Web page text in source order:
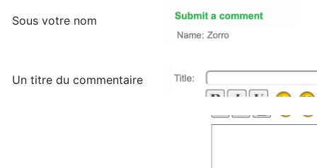
Sous votre nom
Un titre du commentaire